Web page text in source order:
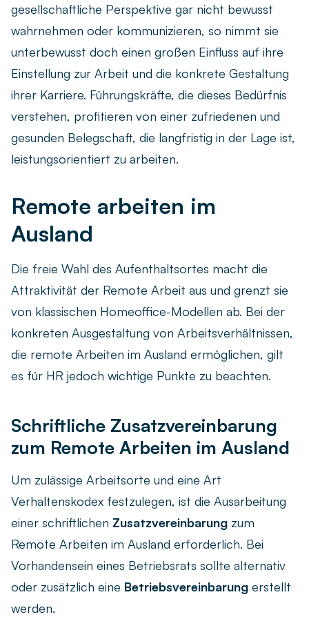
gesellschaftliche Perspektive gar nicht bewusst
wahrnehmen oder kommunizieren, so nimmt sie
unterbewusst doch einen großen Einfluss auf ihre
Einstellung zur Arbeit und die konkrete Gestaltung
ihrer Karriere. Führungskräfte, die dieses Bedürfnis
verstehen, profitieren von einer zufriedenen und
gesunden Belegschaft, die langfristig in der Lage ist,
leistungsorientiert zu arbeiten.
Remote arbeiten im
Ausland
Die freie Wahl des Aufenthaltsortes macht die
Attraktivität der Remote Arbeit aus und grenzt sie
von klassischen Homeoffice-Modellen ab. Bei der
konkreten Ausgestaltung von Arbeitsverhältnissen,
die remote Arbeiten im Ausland ermöglichen, gilt
es für HR jedoch wichtige Punkte zu beachten.
Schriftliche Zusatzvereinbarung
zum Remote Arbeiten im Ausland
Um zulässige Arbeitsorte und eine Art
Verhaltenskodex festzulegen, ist die Ausarbeitung
einer schriftlichen Zusatzvereinbarung zum
Remote Arbeiten im Ausland erforderlich. Bei
Vorhandensein eines Betriebsrats sollte alternativ
oder zusätzlich eine Betriebsvereinbarung erstellt
werden.